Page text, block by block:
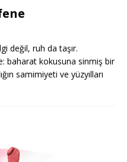
değil, ruh da taşır.
baharat kokusuna sinmiş bir
samimiyeti ve yüzyılları